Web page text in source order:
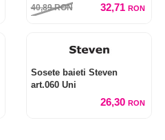
40,89RON 32,71RON
Sosete baieti Steven
art.060 Uni
26,30RON